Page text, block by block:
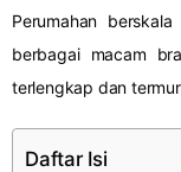
Perumahan
berbagai macam
terlengkap dan
Daftar Isi